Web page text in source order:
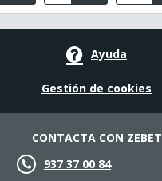
Ayuda
Gestión de cookies
CONTACTA CON ZEBET
937 37 00 84